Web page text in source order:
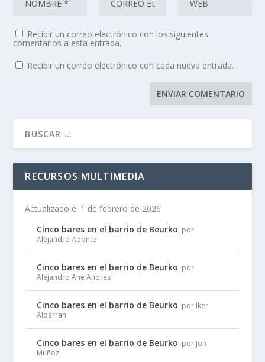
Recibir un correo electrónico con los siguientes
comentarios a esta entrada.
Recibir un correo electrónico con cada nueva entrada.
RECURSOS MULTIMEDIA
Actualizado el 1 de febrero de 2026
Cinco bares en el barrio de Beurko, por
Alejandro Aponte
Cinco bares en el barrio de Beurko, por
Alejandro Ane Andrés
Cinco bares en el barrio de Beurko, por Iker
Albarran
Cinco bares en el barrio de Beurko, por Jon
Muñoz